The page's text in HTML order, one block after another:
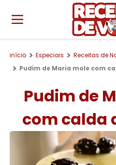
início Especiais
Receitas de
Pudim de Maria mole com
Pudim de
com calda